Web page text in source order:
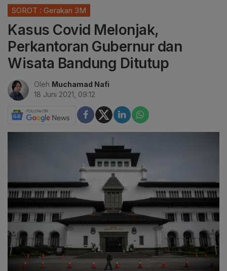
SOROT : Gerakan 3M
Kasus Covid Melonjak,
Perkantoran Gubernur dan
Wisata Bandung Ditutup
Oleh Muchamad Nafi
18 Juni 2021, 09:12